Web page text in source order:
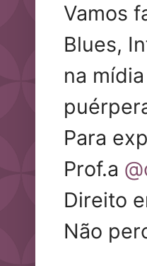
Vamos
Blues,
na
Para
Prof.a
Direito
Não